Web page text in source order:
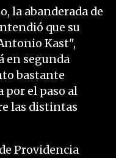
la abanderada de
que su
Kast",
en segunda
bastante
por el paso al
las distintas
Providencia